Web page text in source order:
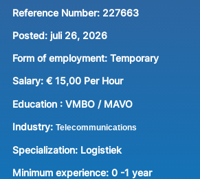
Reference Number: 227663
Posted: juli 26, 2026
Form of employment: Temporary
Salary: € 15,00 Per Hour
Education : VMBO / MAVO
Industry: Telecommunications
Specialization: Logistiek
Minimum experience: 0 -1 year